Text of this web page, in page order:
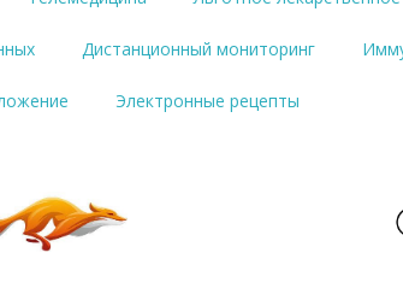
Дистанционный мониторинг
Электронные рецепты